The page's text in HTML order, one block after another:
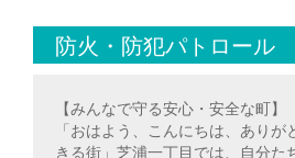
防火・防犯パトロール
【みんなで守る安心・安全な町】
「おはよう、こんにちは、あり
きる街」芝浦一丁目では、自分た